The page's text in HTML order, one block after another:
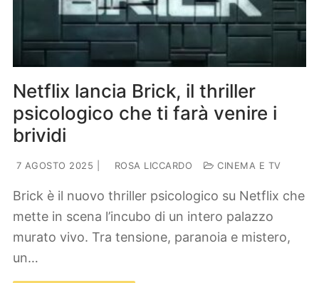
Piante e fiori
Lifestyle
Viaggi
Zodiaco
Netflix lancia Brick, il thriller
psicologico che ti farà venire i
brividi
7 AGOSTO 2025 ROSA LICCARDO CINEMA E TV
Brick è il nuovo thriller psicologico su Netflix che
mette in scena l’incubo di un intero palazzo
murato vivo. Tra tensione, paranoia e mistero,
un…